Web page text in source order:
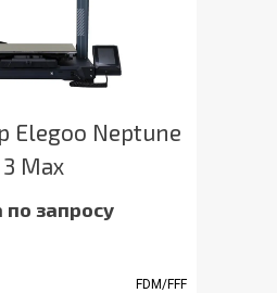
Elegoo Neptune
3 Max
по запросу
FDM/FFF